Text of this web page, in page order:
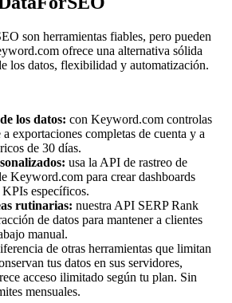
son herramientas fiables, pero pueden
ofrece una alternativa sólida
los datos, flexibilidad y automatización.
los datos: con Keyword.com controlas
exportaciones completas de cuenta y a
de 30 días.
usa la API de rastreo de
Keyword.com para crear dashboards
específicos.
rutinarias: nuestra API SERP Rank
de datos para mantener a clientes
manual.
de otras herramientas que limitan
tus datos en sus servidores,
acceso ilimitado según tu plan. Sin
mensuales.